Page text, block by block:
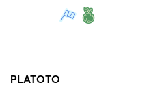
PLATOTO